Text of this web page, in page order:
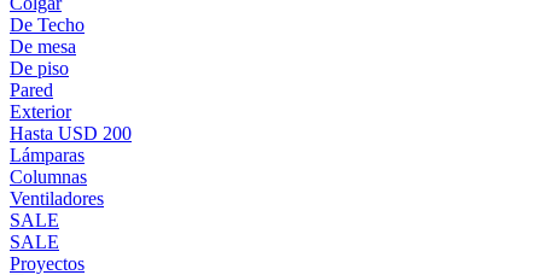
De Techo
De mesa
De piso
Pared
Exterior
Hasta USD 200
Lámparas
Columnas
Ventiladores
SALE
SALE
Proyectos